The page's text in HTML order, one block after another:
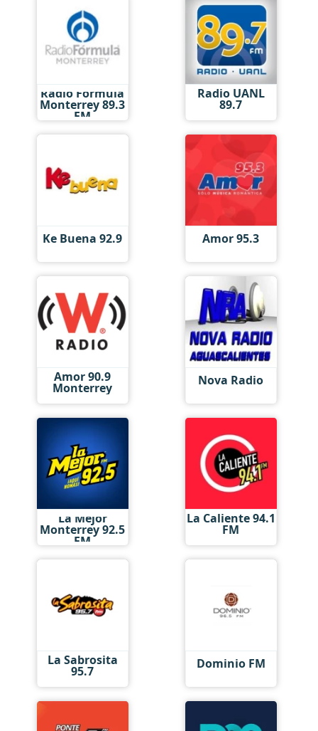
Radio Fórmula
Monterrey 89.3
FM
Radio UANL
89.7
Ke Buena 92.9 Amor 95.3
Amor 90.9
Monterrey Nova Radio
La Mejor
Monterrey 92.5
FM
La Caliente 94.1
FM
La Sabrosita
95.7 Dominio FM